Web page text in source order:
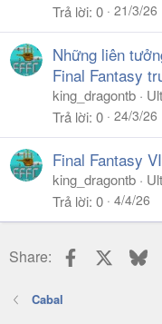
Trả lời 0 21/3/26
Những liên
Final Fantasy
king_dragontb
Trả lời 0 24/3/26
Final Fantasy
king_dragontb
Trả lời 0 4/4/26
Share: Facebook
Cabal